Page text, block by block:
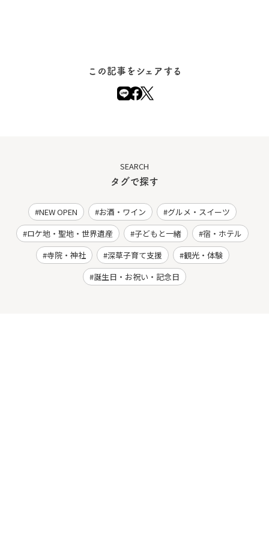
この記事をシェアする
SEARCH
タグで探す
NEW OPEN お酒・ワイン
グルメ・スイーツ
ロケ地・聖地・世界遺産
子どもと一緒
宿・ホテル
寺院・神社
深草子育て支援
観光・体験
誕生日・お祝い・記念日